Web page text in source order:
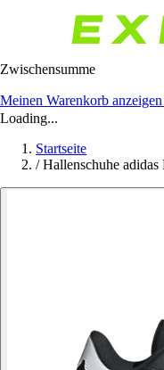
Zwischensumme
Meinen Warenkorb anzeigen
Loading...
Startseite
/ Hallenschuhe